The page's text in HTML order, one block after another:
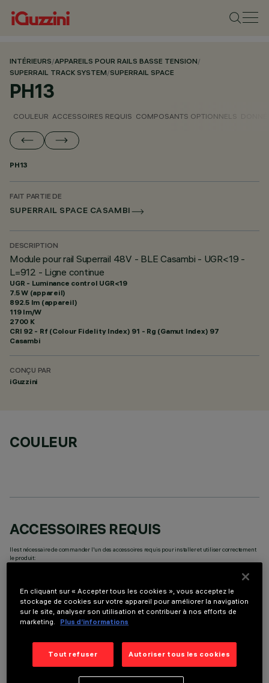
INTÉRIEURS/APPAREILS POUR RAILS BASSE TENSION/
SUPERRAIL TRACK SYSTEM/SUPERRAIL SPACE
PH13
COULEUR ACCESSOIRES REQUIS COMPOSANTS OPTIONNELS
PH13
FAIT PARTIE DE
SUPERRAIL SPACE CASAMBI
DESCRIPTION
Module pour rail Superrail 48V - BLE Casambi - UGR<19 -
L=912 - Ligne continue
UGR - Luminance control UGR<19
7.5 W (appareil)
892.5 lm (appareil)
119 lm/W
2700 K
CRI 92 - Rf (Colour Fidelity Index) 91 - Rg (Gamut Index) 97
Casambi
CONÇU PAR
iGuzzini
COULEUR
ACCESSOIRES REQUIS
Il est nécessaire de commander l'un des accessoires requis pour installer et utiliser correctement
le produit:
En cliquant sur « Accepter tous les cookies », vous acceptez le
stockage de cookies sur votre appareil pour améliorer la navigation
sur le site, analyser son utilisation et contribuer à nos efforts de
marketing. Plus d’informations
Tout refuser Autoriser tous les cookies